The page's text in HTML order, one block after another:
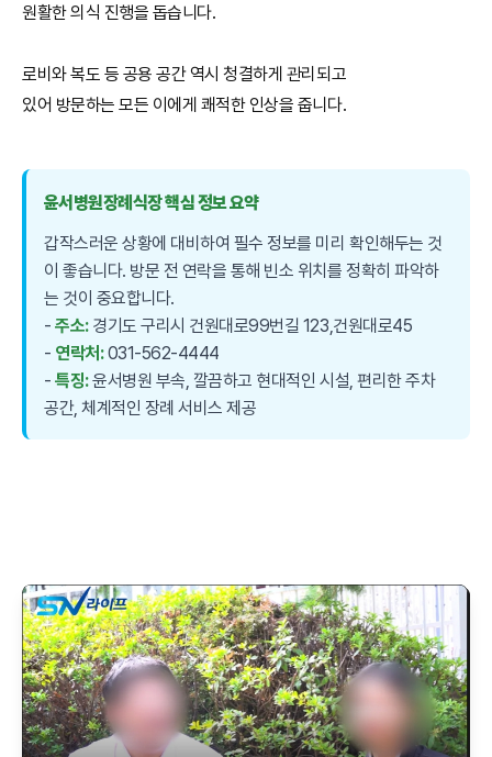
원활한 의식 진행을 돕습니다.
로비와 복도 등 공용 공간 역시 청결하게 관리되고
있어 방문하는 모든 이에게 쾌적한 인상을 줍니다.
윤서병원장례식장 핵심 정보 요약
갑작스러운 상황에 대비하여 필수 정보를 미리 확인해두는 것
이 좋습니다. 방문 전 연락을 통해 빈소 위치를 정확히 파악하
는 것이 중요합니다.
-주소:경기도 구리시 건원대로99번길 123,건원대로45
- 연락처:031-562-4444
-특징:윤서병원 부속, 깔끔하고 현대적인 시설, 편리한 주차
공간, 체계적인 장례 서비스 제공